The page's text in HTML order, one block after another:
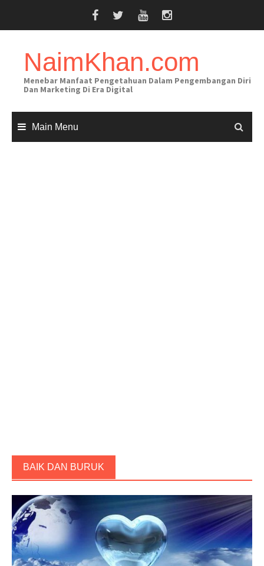
NaimKhan.com
Menebar Manfaat Pengetahuan Dalam Pengembangan Diri
Dan Marketing Di Era Digital
Main Menu
BAIK DAN BURUK